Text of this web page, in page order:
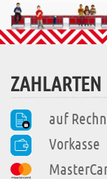
ZAHLARTEN
auf
Vorkasse